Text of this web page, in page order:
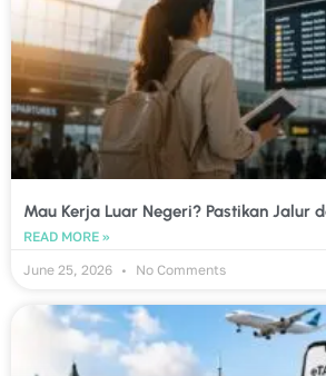
Mau Kerja Luar Negeri? Pastikan Jalur
READ MORE »
June 25, 2026
No Comments